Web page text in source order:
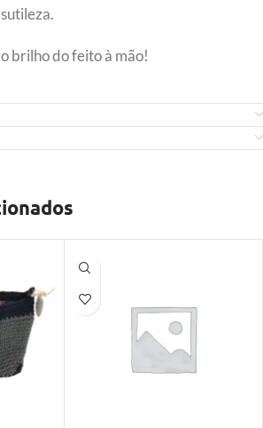
brilho do feito à mão!